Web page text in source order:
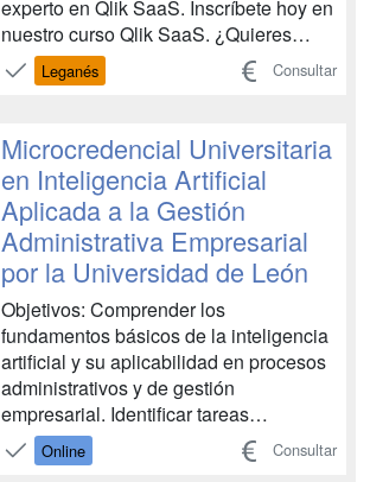
experto en Qlik SaaS. Inscríbete hoy en
nuestro curso Qlik SaaS. ¿Quieres
aprender a diseñar, implementar y
administrar soluciones analíticas en la
tomar decisiones informadas en
cualquier momento y lug...
Leganés Consultar
Microcredencial Universitaria
en Inteligencia Artificial
Aplicada a la Gestión
Administrativa Empresarial
por la Universidad de León
Objetivos: Comprender los
fundamentos básicos de la inteligencia
artificial y su aplicabilidad en procesos
administrativos y de gestión
empresarial. Identificar tareas
administrativas que pueden ser
optimizadas mediante IA, tales como la
Online Consultar